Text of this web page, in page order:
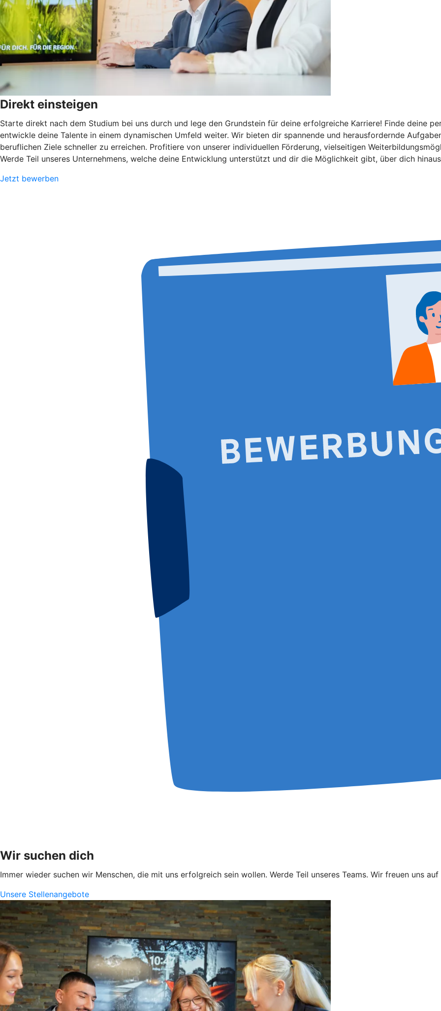
Direkt einsteigen
Starte direkt nach dem Studium bei uns durch und lege den Grundstein für deine erfolgreiche Karriere! Finde deine
entwickle deine Talente in einem dynamischen Umfeld weiter. Wir bieten dir spannende und herausfordernde
beruflichen Ziele schneller zu erreichen. Profitiere von unserer individuellen Förderung, vielseitigen
Werde Teil unseres Unternehmens, welche deine Entwicklung unterstützt und dir die Möglichkeit gibt, über dich
Jetzt bewerben
Wir suchen dich
Immer wieder suchen wir Menschen, die mit uns erfolgreich sein wollen. Werde Teil unseres Teams. Wir freuen uns
Unsere Stellenangebote